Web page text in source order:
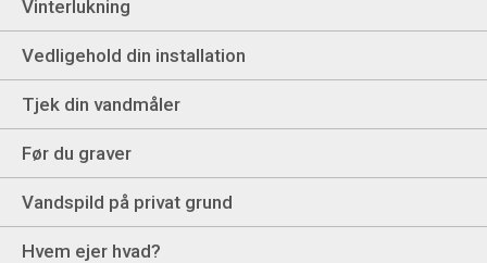
Vinterlukning
Vedligehold din installation
Tjek din vandmåler
Før du graver
Vandspild på privat grund
Hvem ejer hvad?